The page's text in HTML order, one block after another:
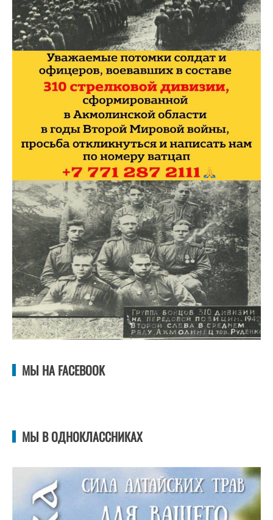
МЫ НА FACEBOOK
МЫ В ОДНОКЛАССНИКАХ